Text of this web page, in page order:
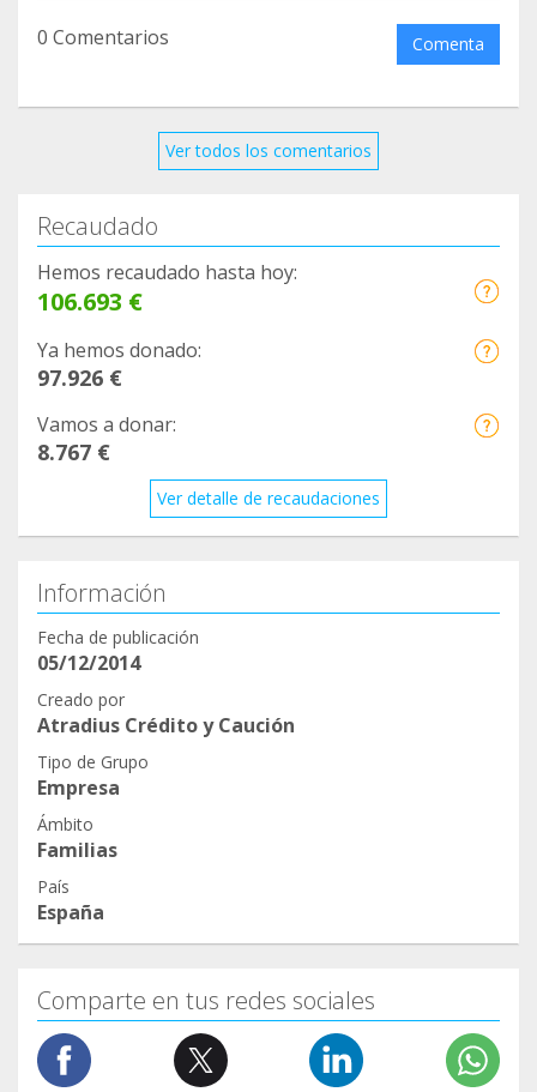
0 Comentarios Comenta
Ver todos los comentarios
Recaudado
Hemos recaudado hasta hoy:
106.693 €
Ya hemos donado:
97.926 €
Vamos a donar:
8.767 €
Ver detalle de recaudaciones
Información
Fecha de publicación
05/12/2014
Creado por
Atradius Crédito y Caución
Tipo de Grupo
Empresa
Ámbito
Familias
País
España
Comparte en tus redes sociales